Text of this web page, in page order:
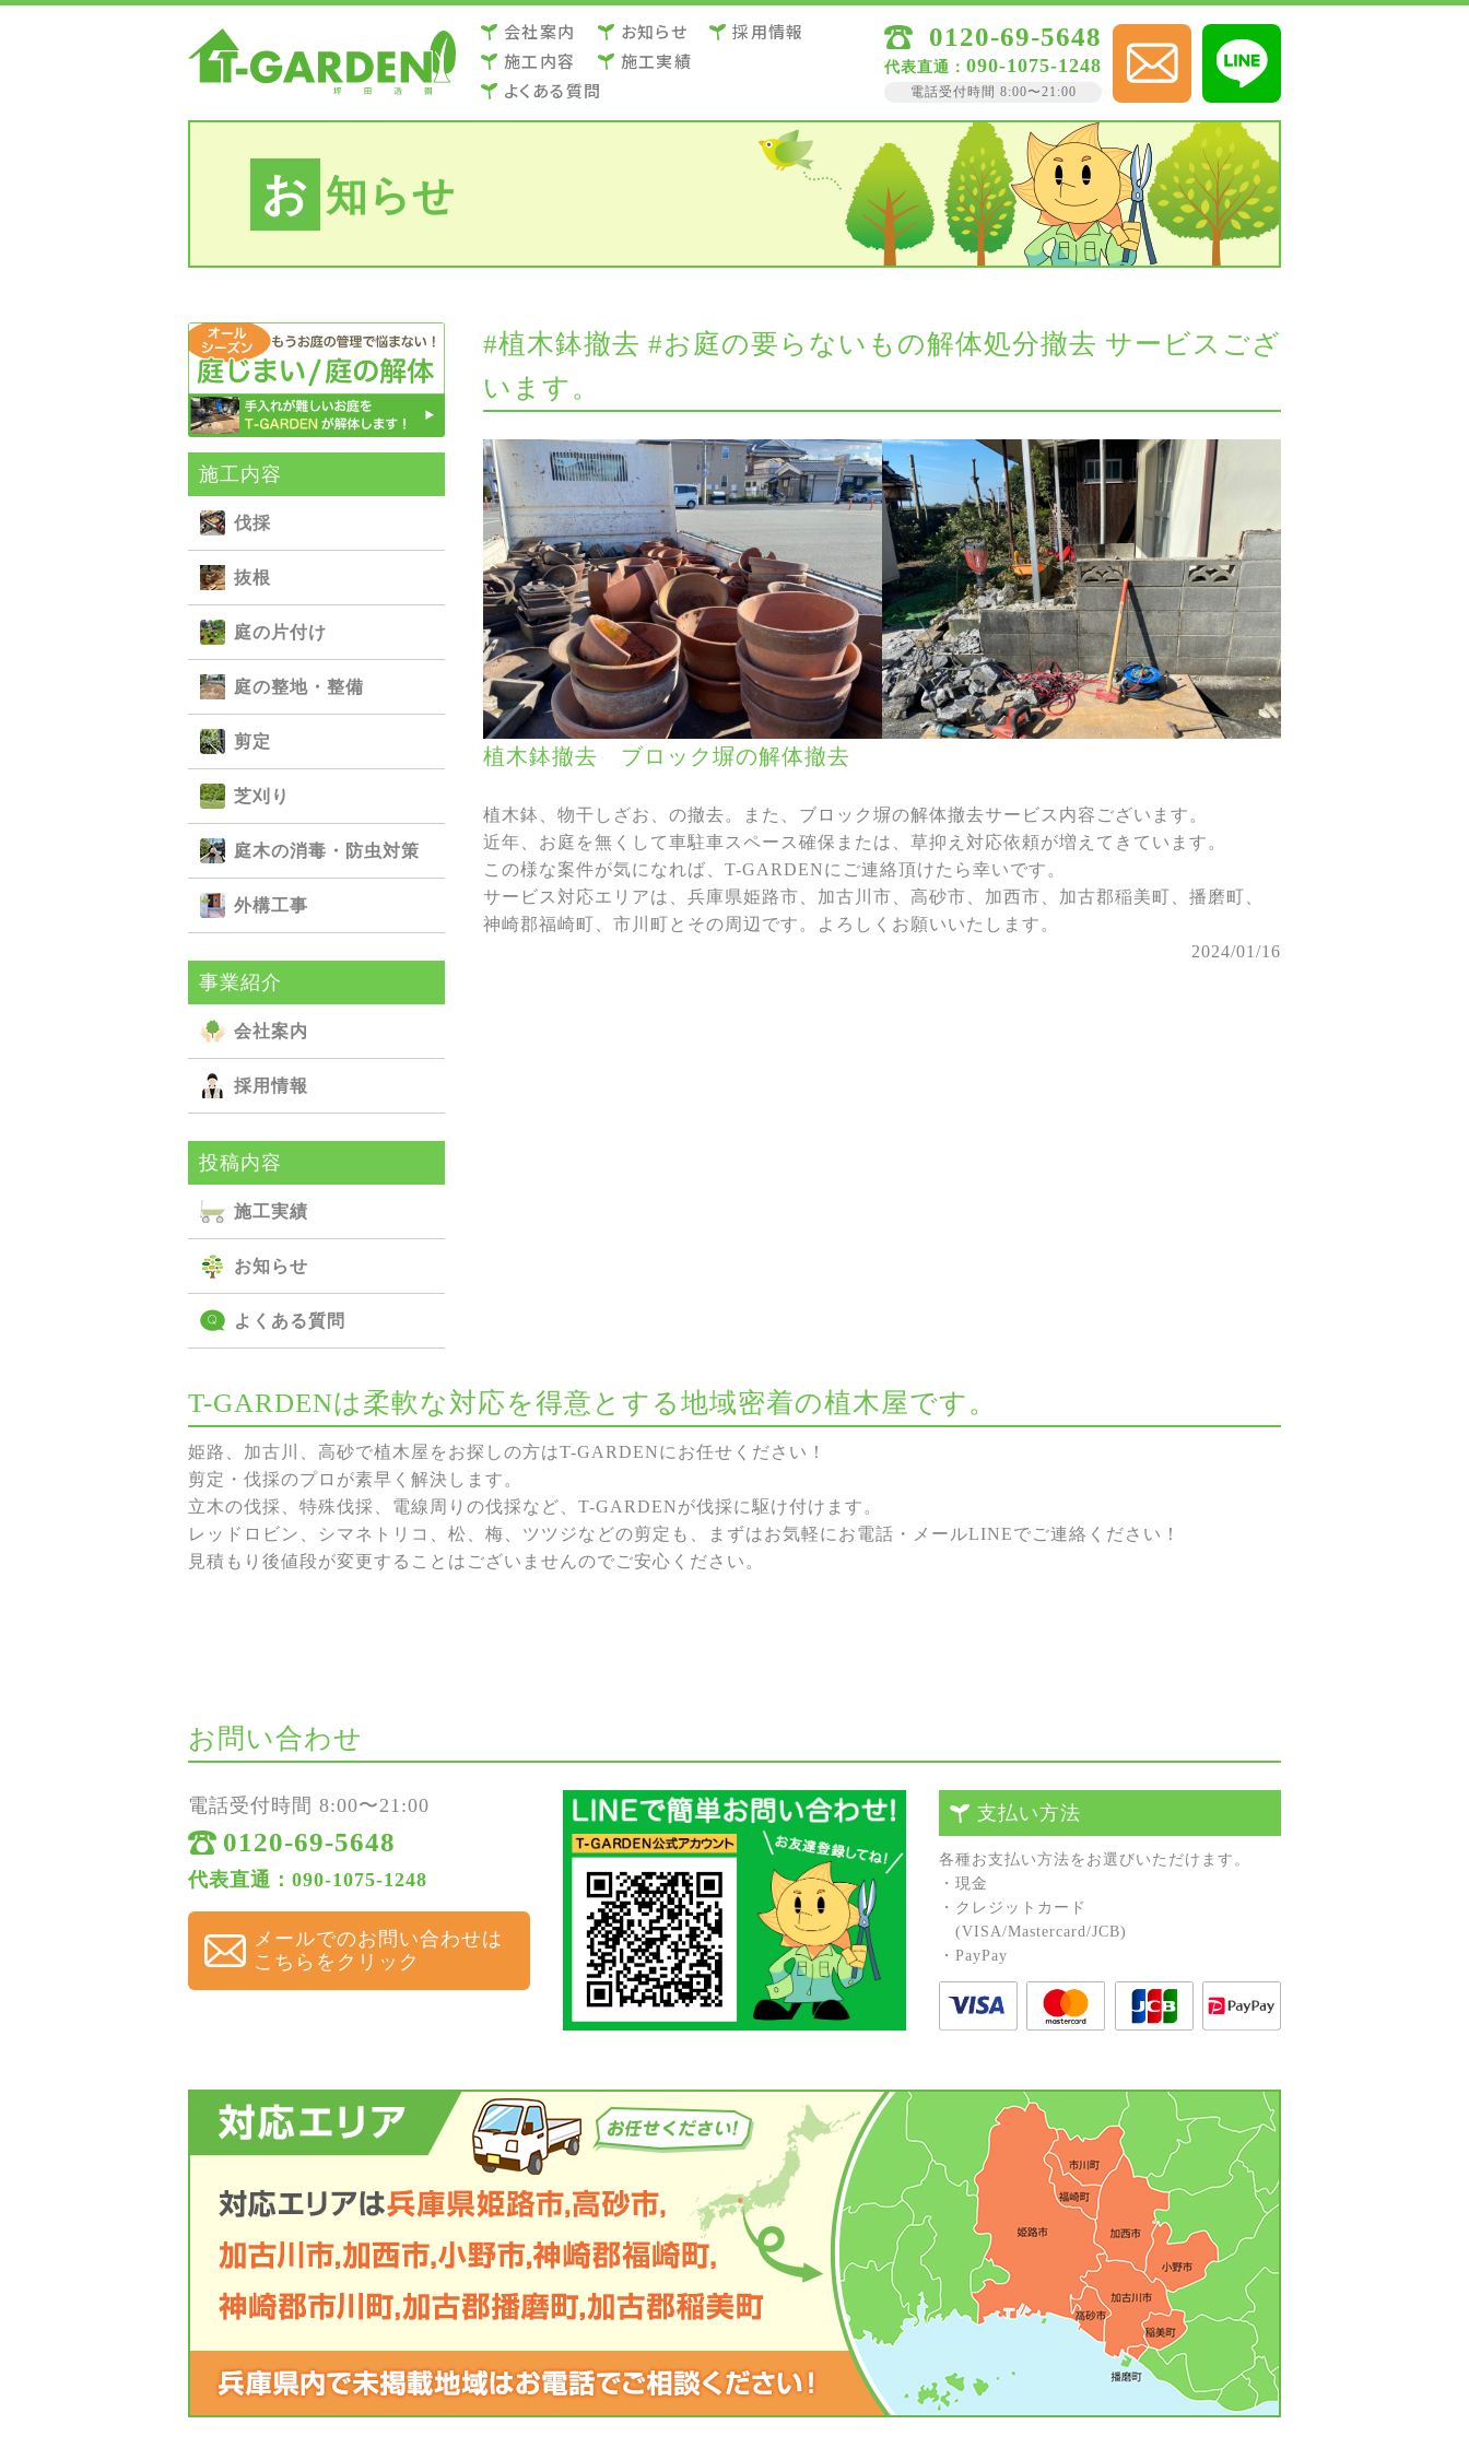
会社案内 お知らせ
採用情報
施⼯内容
施⼯実績
よくある質問
0120-69-5648
代表直通： 090-1075-1248
電話受付時間 8:00〜21:00
お 知らせ
施⼯内容
伐採
抜根
庭の⽚付け
庭の整地・整備
剪定
芝刈り
庭⽊の消毒・防⾍対策
外構⼯事
事業紹介
会社案内
採用情報
投稿内容
施⼯実績
お知らせ
よくある質問
#植木鉢撤去 #お庭の要らないもの解体処分撤去 サービスござ
います。
植木鉢撤去 ブロック塀の解体撤去
植木鉢、物干しざお、の撤去。また、ブロック塀の解体撤去サービス内容ございます。
近年、お庭を無くして車駐車スペース確保または、草抑え対応依頼が増えてきています。
この様な案件が気になれば、T-GARDENにご連絡頂けたら幸いです。
サービス対応エリアは、兵庫県姫路市、加古川市、高砂市、加西市、加古郡稲美町、播磨町、
神崎郡福崎町、市川町とその周辺です。よろしくお願いいたします。
2024/01/16
T-GARDENは柔軟な対応を得意とする地域密着の植木屋です。
姫路、加古川、高砂で植木屋をお探しの方はT-GARDENにお任せください！
剪定・伐採のプロが素早く解決します。
立木の伐採、特殊伐採、電線周りの伐採など、T-GARDENが伐採に駆け付けます。
レッドロビン、シマネトリコ、松、梅、ツツジなどの剪定も、まずはお気軽にお電話・メールLINEでご連絡ください！
見積もり後値段が変更することはございませんのでご安心ください。
お問い合わせ
電話受付時間 8:00〜21:00
0120-69-5648
代表直通：090-1075-1248
メールでのお問い合わせは
こちらをクリック
支払い方法
各種お⽀払い⽅法をお選びいただけます。
・現⾦
・クレジットカード
(VISA/Mastercard/JCB)
・PayPay